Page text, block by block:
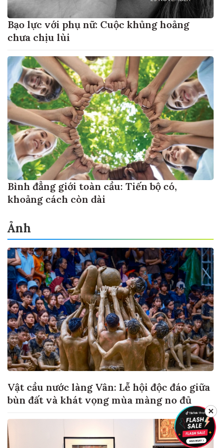
Bạo lực với phụ nữ: Cuộc khủng hoảng
chưa chịu lùi
Bình đẳng giới toàn cầu: Tiến bộ có,
khoảng cách còn dài
Ảnh
Vật cầu nước làng Vân: Lễ hội độc đáo giữa
bùn đất và khát vọng mùa màng no đủ
✕